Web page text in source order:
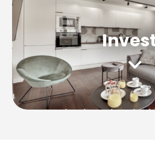
Mandat de recherche à
Location saisonnière